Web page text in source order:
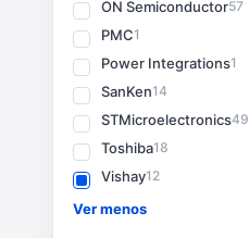
ON Semiconductor57
PMC1
Power Integrations1
SanKen14
STMicroelectronics49
Toshiba18
Vishay12
Ver menos